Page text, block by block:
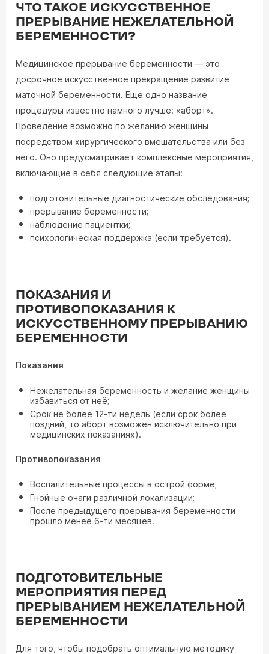
ЧТО ТАКОЕ ИСКУССТВЕННОЕ
ПРЕРЫВАНИЕ НЕЖЕЛАТЕЛЬНОЙ
БЕРЕМЕННОСТИ?
Медицинское прерывание беременности — это
досрочное искусственное прекращение развитие
маточной беременности. Ещё одно название
процедуры известно намного лучше: «аборт».
Проведение возможно по желанию женщины
посредством хирургического вмешательства или без
него. Оно предусматривает комплексные мероприятия,
включающие в себя следующие этапы:
подготовительные диагностические обследования;
прерывание беременности;
наблюдение пациентки;
психологическая поддержка (если требуется).
ПОКАЗАНИЯ И
ПРОТИВОПОКАЗАНИЯ К
ИСКУССТВЕННОМУ ПРЕРЫВАНИЮ
БЕРЕМЕННОСТИ
Показания
Нежелательная беременность и желание женщины
избавиться от неё;
Срок не более 12-ти недель (если срок более
поздний, то аборт возможен исключительно при
медицинских показаниях).
Противопоказания
Воспалительные процессы в острой форме;
Гнойные очаги различной локализации;
После предыдущего прерывания беременности
прошло менее 6-ти месяцев.
ПОДГОТОВИТЕЛЬНЫЕ
МЕРОПРИЯТИЯ ПЕРЕД
ПРЕРЫВАНИЕМ НЕЖЕЛАТЕЛЬНОЙ
БЕРЕМЕННОСТИ
Для того, чтобы подобрать оптимальную методику